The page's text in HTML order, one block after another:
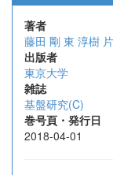
著者
藤田 剛 東 淳樹
出版者
東京大学
雑誌
基盤研究(C)
巻号頁・発行日
2018-04-01